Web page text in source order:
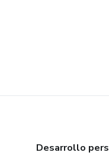
Desarrollo